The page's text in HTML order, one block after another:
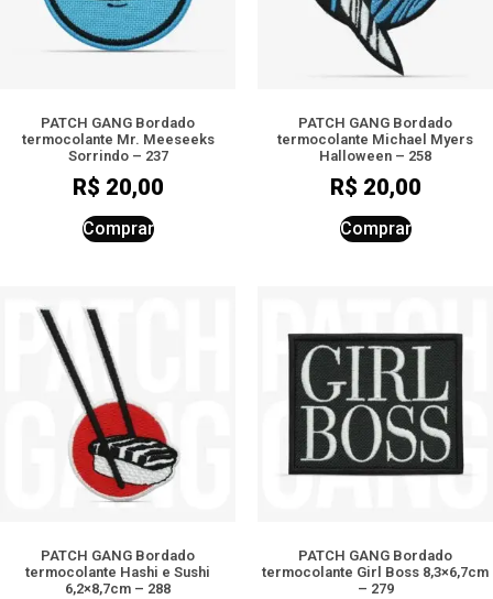
PATCH GANG Bordado
termocolante Mr. Meeseeks
Sorrindo – 237
R$ 20,00
Comprar
PATCH GANG Bordado
termocolante Michael Myers
Halloween – 258
R$ 20,00
Comprar
PATCH GANG Bordado
termocolante Hashi e Sushi
6,2×8,7cm – 288
PATCH GANG Bordado
termocolante Girl Boss 8,3×6,7cm
– 279